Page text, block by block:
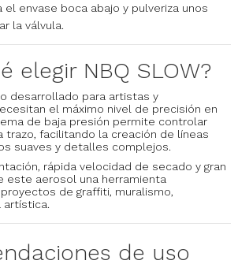
el envase boca abajo y pulveriza unos
la válvula.
elegir NBQ SLOW?
desarrollado para artistas y
el máximo nivel de precisión en
de baja presión permite controlar
facilitando la creación de líneas
suaves y detalles complejos.
rápida velocidad de secado y gran
este aerosol una herramienta
de graffiti, muralismo,
artística.
de uso